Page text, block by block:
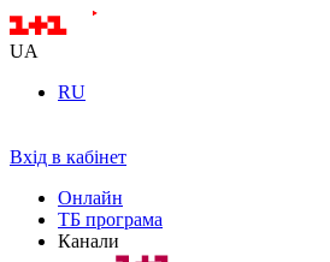
UA
RU
Вхід в кабінет
Онлайн
ТБ програма
Канали